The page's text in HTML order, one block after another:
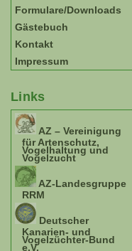
Formulare/Downloads
Gästebuch
Kontakt
Impressum
Links
AZ – Vereinigung
für Artenschutz,
Vogelhaltung und
Vogelzucht
AZ-Landesgruppe
RRM
Deutscher
Kanarien- und
Vogelzüchter-Bund
e.V.